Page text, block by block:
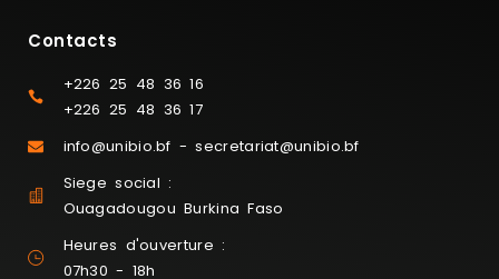
Contacts
+226 25 48 36 16
+226 25 48 36 17
info@unibio.bf - secretariat@unibio.bf
Siege social :
Ouagadougou Burkina Faso
Heures d'ouverture :
07h30 - 18h